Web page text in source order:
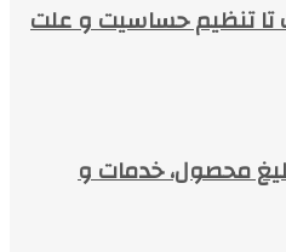
تا تنظیم حساسیت و علت
محصول، خدمات و